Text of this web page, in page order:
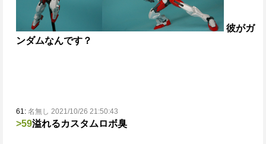
彼がガ
ンダムなんです？
61: 名無し 2021/10/26 21:50:43
>59溢れるカスタムロボ臭